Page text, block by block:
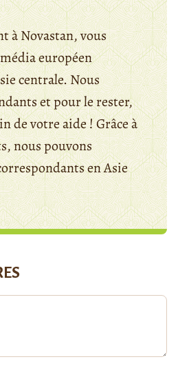
à Novastan, vous
européen
centrale. Nous
et pour le rester,
de votre aide ! Grâce à
nous pouvons
en Asie